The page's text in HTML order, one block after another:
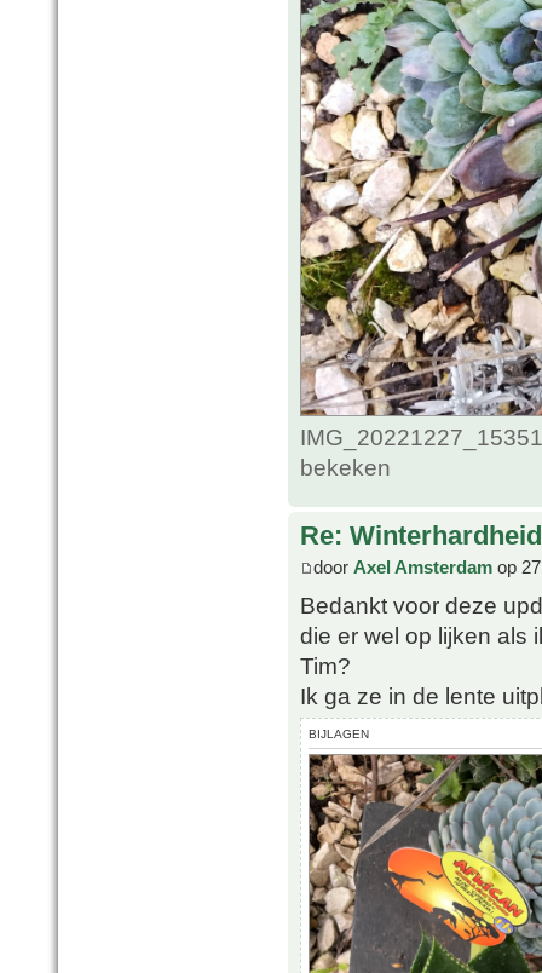
bekeken
Re:
door Axel Amsterdam op
Bedankt voor deze
die er wel op lijken als
Tim?
Ik ga ze in de lente
BIJLAGEN